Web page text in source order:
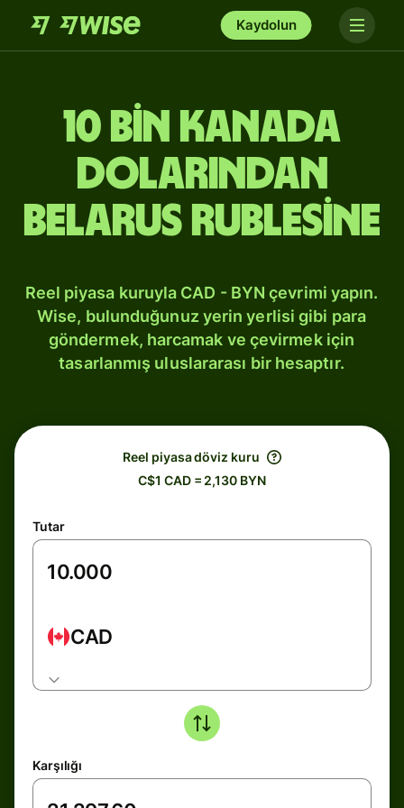
Kaydolun
10 bin Kanada
dolarından
Belarus rublesine
Reel piyasa kuruyla CAD - BYN çevrimi yapın.
Wise, bulunduğunuz yerin yerlisi gibi para
göndermek, harcamak ve çevirmek için
tasarlanmış uluslararası bir hesaptır.
Reel piyasa döviz kuru
C$1 CAD = 2,130 BYN
Tutar
CAD
Karşılığı